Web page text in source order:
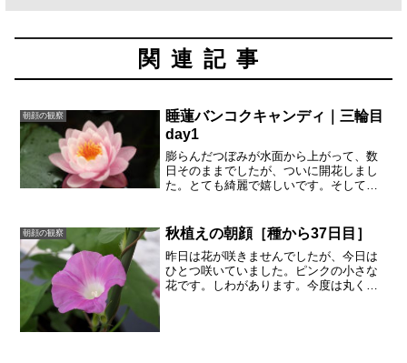
関連記事
朝顔の観察
睡蓮バンコクキャンディ｜三輪目
day1
膨らんだつぼみが水面から上がって、数
日そのままでしたが、ついに開花しまし
た。とても綺麗で嬉しいです。そして４
ると、部屋の中から睡蓮の花が見えまし
た。これが、ものすごくパ...
朝顔の観察 秋植えの朝顔［種から37日目］
昨日は花が咲きませんでしたが、今日は
ひとつ咲いていました。ピンクの小さな
花です。しわがあります。今度は丸く咲